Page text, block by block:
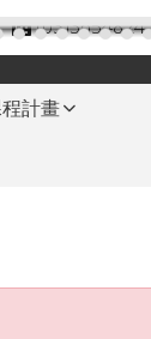
(03)3654824
計畫